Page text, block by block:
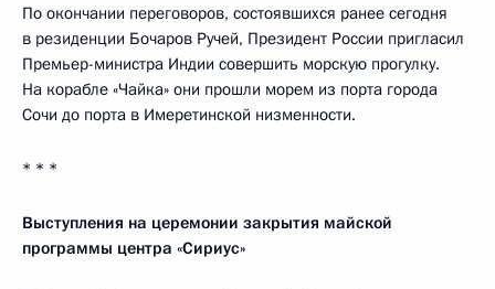
По окончании переговоров, состоявшихся ранее сегодня
в резиденции Бочаров Ручей, Президент России пригласил
Премьер-министра Индии совершить морскую прогулку.
На корабле «Чайка» они прошли морем из порта города
Сочи до порта в Имеретинской низменности.
* * *
Выступления на церемонии закрытия майской
программы центра «Сириус»